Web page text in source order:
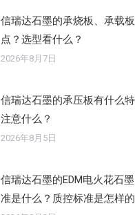
信瑞达石墨的承烧板、承载
点？选型看什么？
2026年8月7日
信瑞达石墨的承压板有什么
注意什么？
2026年8月5日
信瑞达石墨的EDM电火花石
准是什么？质控标准是怎样的